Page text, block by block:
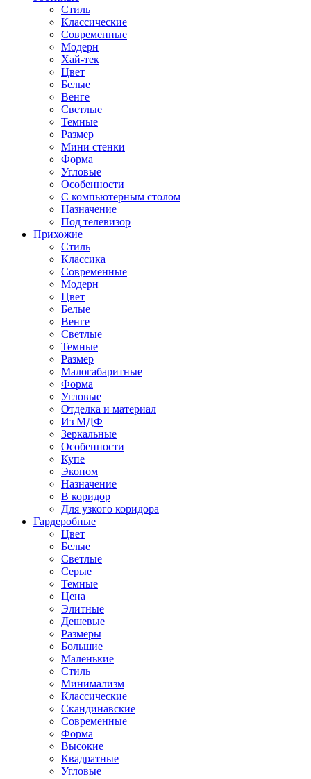
Стиль
Классические
Современные
Модерн
Хай-тек
Цвет
Белые
Венге
Светлые
Темные
Размер
Мини стенки
Форма
Угловые
Особенности
С компьютерным столом
Назначение
Под телевизор
Прихожие
Стиль
Классика
Современные
Модерн
Цвет
Белые
Венге
Светлые
Темные
Размер
Малогабаритные
Форма
Угловые
Отделка и материал
Из МДФ
Зеркальные
Особенности
Купе
Эконом
Назначение
В коридор
Для узкого коридора
Гардеробные
Цвет
Белые
Светлые
Серые
Темные
Цена
Элитные
Дешевые
Размеры
Большие
Маленькие
Стиль
Минимализм
Классические
Скандинавские
Современные
Форма
Высокие
Квадратные
Угловые